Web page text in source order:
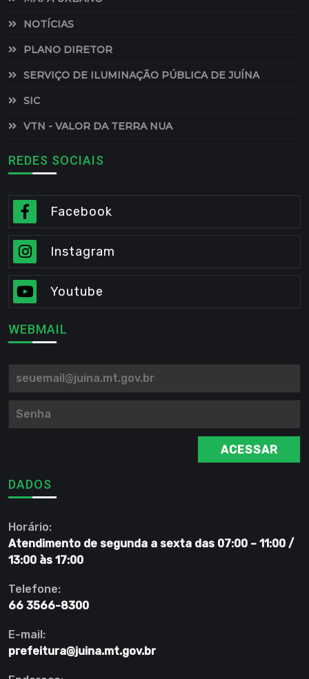
NOTÍCIAS
PLANO DIRETOR
SERVIÇO DE ILUMINAÇÃO PÚBLICA DE JUÍNA
SIC
VTN - VALOR DA TERRA NUA
REDES SOCIAIS
Facebook
Instagram
Youtube
WEBMAIL
ACESSAR
DADOS
Horário:
Atendimento de segunda a sexta das 07:00 – 11:00 /
13:00 às 17:00
Telefone:
66 3566-8300
E-mail:
prefeitura@juina.mt.gov.br